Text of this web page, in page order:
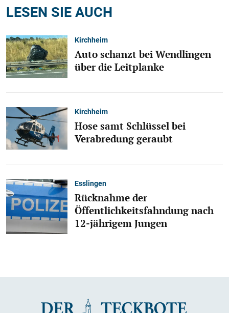
LESEN SIE AUCH
Kirchheim
Auto schanzt bei Wendlingen
über die Leitplanke
Kirchheim
Hose samt Schlüssel bei
Verabredung geraubt
Esslingen
Rücknahme der
Öffentlichkeitsfahndung nach
12-jährigem Jungen